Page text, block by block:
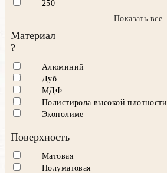
250
Показать все
Материал
?
Алюминий
Дуб
МДФ
Полистирола высокой плотности
Экополиме
Поверхность
Матовая
Полуматовая